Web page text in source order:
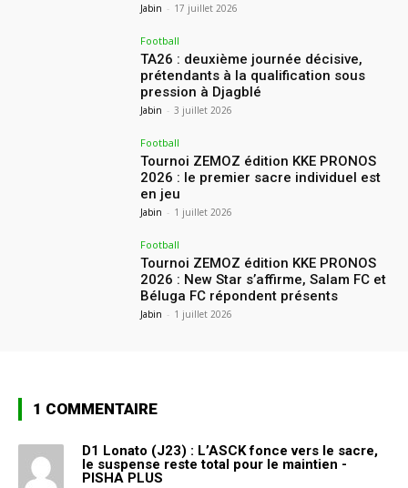
Jabin - 17 juillet 2026
Football
TA26 : deuxième journée décisive,
prétendants à la qualification sous
pression à Djagblé
Jabin - 3 juillet 2026
Football
Tournoi ZEMOZ édition KKE PRONOS
2026 : le premier sacre individuel est
en jeu
Jabin - 1 juillet 2026
Football
Tournoi ZEMOZ édition KKE PRONOS
2026 : New Star s’affirme, Salam FC et
Béluga FC répondent présents
Jabin - 1 juillet 2026
1 COMMENTAIRE
D1 Lonato (J23) : L’ASCK fonce vers le sacre,
le suspense reste total pour le maintien -
PISHA PLUS